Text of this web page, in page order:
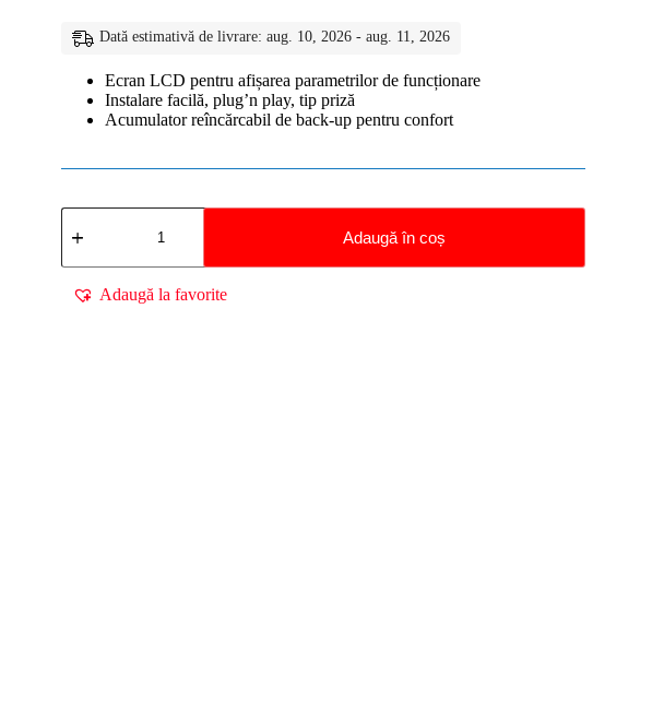
fost:
290,00 lei.
Dată estimativă de livrare: aug. 10, 2026 - aug. 11, 2026
Ecran LCD pentru afișarea parametrilor de funcționare
Instalare facilă, plug’n play, tip priză
Acumulator reîncărcabil de back-up pentru confort
Cantitate
Termostat
AURATON
Carina
Wi-
Adaugă în coș
Adaugă la favorite